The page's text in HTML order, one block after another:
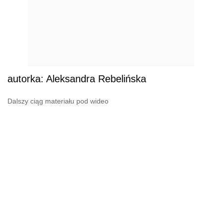
autorka: Aleksandra Rebelińska
Dalszy ciąg materiału pod wideo